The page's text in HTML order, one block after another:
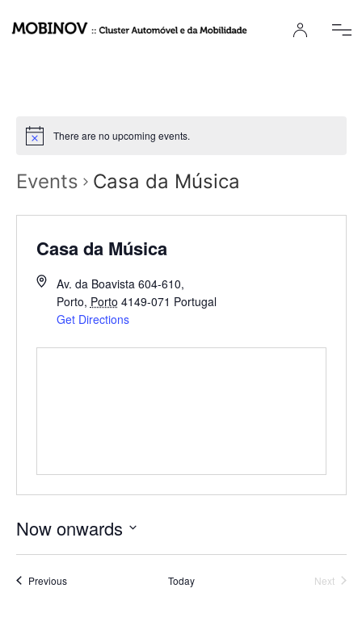
There are no upcoming events.
Events Casa da Música
Casa da Música
Av. da Boavista 604-610,
Porto, Porto 4149-071 Portugal
Get Directions
Now onwards
date.
PreviousEvents Today Next